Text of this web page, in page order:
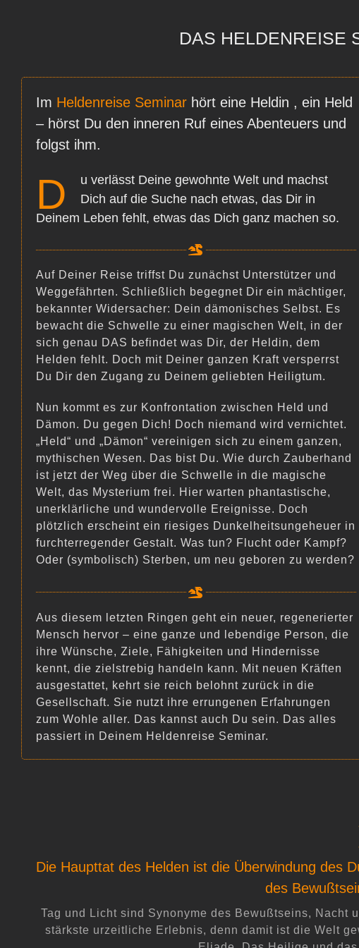
DAS HELDENREISE
Im Heldenreise Seminarhört eine Heldin , ein Held
– hörst Du den inneren Ruf eines Abenteuers und
folgst ihm.
D
u verlässt Deine gewohnte Welt und machst
Dich auf die Suche nach etwas, das Dir in
Deinem Leben fehlt, etwas das Dich ganz machen so.
Auf Deiner Reise triffst Du zunächst Unterstützer und
Weggefährten. Schließlich begegnet Dir ein mächtiger,
bekannter Widersacher: Dein dämonisches Selbst. Es
bewacht die Schwelle zu einer magischen Welt, in der
sich genau DAS befindet was Dir, der Heldin, dem
Helden fehlt. Doch mit Deiner ganzen Kraft versperrst
Du Dir den Zugang zu Deinem geliebten Heiligtum.
Nun kommt es zur Konfrontation zwischen Held und
Dämon. Du gegen Dich! Doch niemand wird vernichtet.
„Held“ und „Dämon“ vereinigen sich zu einem ganzen,
mythischen Wesen. Das bist Du. Wie durch Zauberhand
ist jetzt der Weg über die Schwelle in die magische
Welt, das Mysterium frei. Hier warten phantastische,
unerklärliche und wundervolle Ereignisse. Doch
plötzlich erscheint ein riesiges Dunkelheitsungeheuer in
furchterregender Gestalt. Was tun? Flucht oder Kampf?
Oder (symbolisch) Sterben, um neu geboren zu werden?
Aus diesem letzten Ringen geht ein neuer, regenerierter
Mensch hervor – eine ganze und lebendige Person, die
ihre Wünsche, Ziele, Fähigkeiten und Hindernisse
kennt, die zielstrebig handeln kann. Mit neuen Kräften
ausgestattet, kehrt sie reich belohnt zurück in die
Gesellschaft. Sie nutzt ihre errungenen Erfahrungen
zum Wohle aller. Das kannst auch Du sein. Das alles
passiert in Deinem Heldenreise Seminar.
Die Haupttat des Helden ist die Überwindung des
des
Tag und Licht sind Synonyme des Bewußtseins,
stärkste urzeitliche Erlebnis, denn damit ist die Welt
LASS DICH
Ich habe mich kompetent und mit
Danke für den